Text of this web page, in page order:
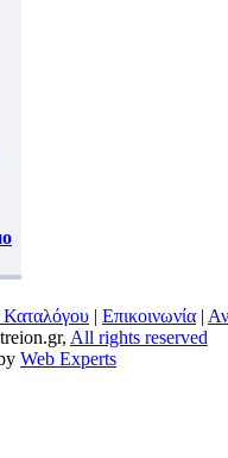
| Επικοινωνία |
All rights reserved
Web Experts